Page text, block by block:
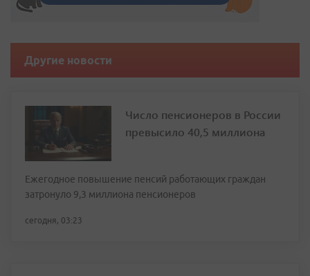
Другие новости
Число пенсионеров в России
превысило 40,5 миллиона
Ежегодное повышение пенсий работающих граждан
затронуло 9,3 миллиона пенсионеров
сегодня, 03:23